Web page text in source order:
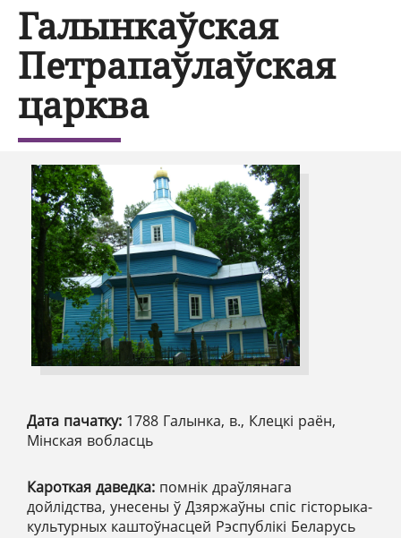
Галынкаўская
Петрапаўлаўская
царква
Дата пачатку: 1788 Галынка, в., Клецкі раён,
Мінская вобласць
Кароткая даведка: помнік драўлянага
дойлідства, унесены ў Дзяржаўны спіс гісторыка-
культурных каштоўнасцей Рэспублікі Беларусь